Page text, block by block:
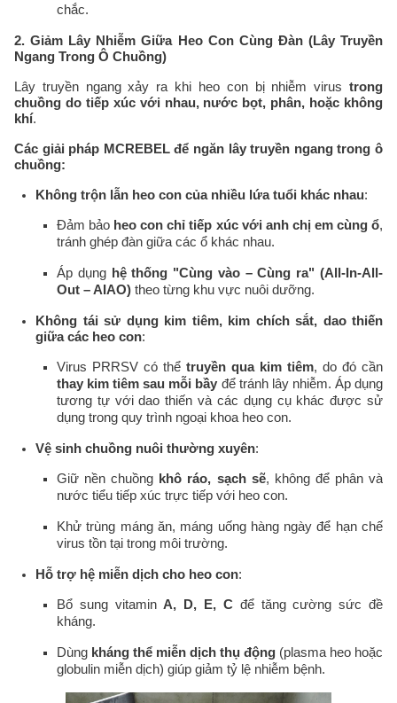
chắc.
2. Giảm Lây Nhiễm Giữa Heo Con Cùng Đàn (Lây Truyền
Ngang Trong Ô Chuồng)
Lây truyền ngang xảy ra khi heo con bị nhiễm virus trong
chuồng do tiếp xúc với nhau, nước bọt, phân, hoặc không
khí.
Các giải pháp MCREBEL để ngăn lây truyền ngang trong ô
chuồng:
Không trộn lẫn heo con của nhiều lứa tuổi khác nhau:
Đảm bảo heo con chỉ tiếp xúc với anh chị em cùng ổ,
tránh ghép đàn giữa các ổ khác nhau.
Áp dụng hệ thống "Cùng vào – Cùng ra" (All-In-All-
Out – AIAO) theo từng khu vực nuôi dưỡng.
Không tái sử dụng kim tiêm, kim chích sắt, dao thiến
giữa các heo con:
Virus PRRSV có thể truyền qua kim tiêm, do đó cần
thay kim tiêm sau mỗi bầy để tránh lây nhiễm. Áp dụng
tương tự với dao thiến và các dụng cụ khác được sử
dụng trong quy trình ngoại khoa heo con.
Vệ sinh chuồng nuôi thường xuyên:
Giữ nền chuồng khô ráo, sạch sẽ, không để phân và
nước tiểu tiếp xúc trực tiếp với heo con.
Khử trùng máng ăn, máng uống hàng ngày để hạn chế
virus tồn tại trong môi trường.
Hỗ trợ hệ miễn dịch cho heo con:
Bổ sung vitamin A, D, E, Cđể tăng cường sức đề
kháng.
Dùng kháng thể miễn dịch thụ động (plasma heo hoặc
globulin miễn dịch) giúp giảm tỷ lệ nhiễm bệnh.